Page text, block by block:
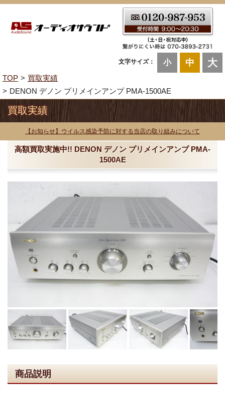
文字サイズ： 小 中 大
TOP
買取実績
DENON デノン プリメインアンプ PMA-1500AE
買取実績
【お知らせ】ウイルス感染予防に対する当店の取り組みについて
高額買取実施中!! DENON デノン プリメインアンプ PMA-
1500AE
商品説明